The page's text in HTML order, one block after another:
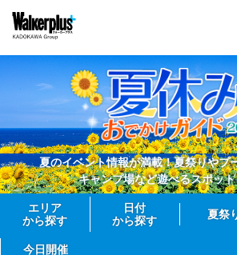
夏のイベント情報が満載！夏祭りやプ
キャンプ場など遊べるスポッ
エリア
から探す
日付
から探す
夏祭
今日開催